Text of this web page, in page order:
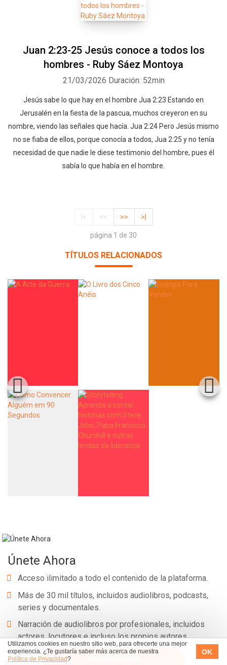
Utilizamos cookies en nuestro sitio web, para ofrecerte una mejor
experiencia. ¿Te gustaría saber más acerca de nuestra
Política de Privacidad?
OK
Juan 2:23-25 Jesús conoce a todos los
hombres - Ruby Sáez Montoya
21/03/2026 Duración: 52min
Jesús sabe lo que hay en el hombre Jua 2:23 Estando en
Jerusalén en la fiesta de la pascua, muchos creyeron en su
nombre, viendo las señales que hacía. Jua 2:24 Pero Jesús mismo
no se fiaba de ellos, porque conocía a todos, Jua 2:25 y no tenía
necesidad de que nadie le diese testimonio del hombre, pues él
sabía lo que había en el hombre.
|< << >> >|
página 1 de 30
TÍTULOS RELACIONADOS
Únete Ahora
Acceso ilimitado a todo el contenido de la plataforma.
Más de 30 mil títulos, incluidos audiolibros, podcasts,
series y documentales.
Narración de audiolibros por profesionales, incluidos
actores, locutores e incluso los propios autores.